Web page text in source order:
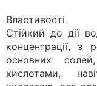
Властивості
Стійкий до дії
концентрації, з
основних
кислотами,